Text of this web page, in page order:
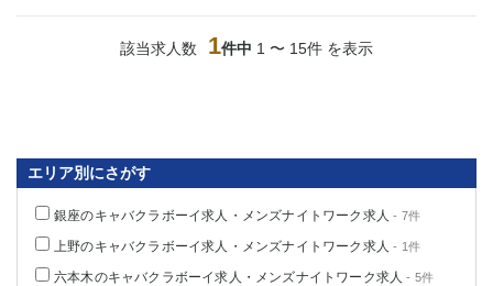
該当求人数 1件中 1 〜 15件 を表示
エリア別にさがす
銀座のキャバクラボーイ求人・メンズナイトワーク求人 - 7件
上野のキャバクラボーイ求人・メンズナイトワーク求人 - 1件
六本木のキャバクラボーイ求人・メンズナイトワーク求人 - 5件
川崎
溝の口
本厚木
新横浜
藤沢
平塚
武蔵小杉
橋本
小田原
横浜・桜木町